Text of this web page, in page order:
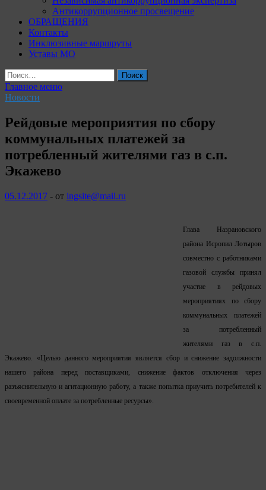
Антикоррупционное просвещение
ОБРАЩЕНИЯ
Контакты
Инклюзивные маршруты
Уставы МО
Найти:
Главное меню
Новости
Рейдовые мероприятия по сбору
коммунальных платежей за
потребленный жителями газ в с.п.
Экажево
05.12.2017 - от ingsite@mail.ru
Глава Назрановского
района Исропил Лотыров
совместно с работниками
газовой службы принял
участие в рейдовых
мероприятиях по сбору
коммунальных платежей
за потребленный
жителями газ в с.п.
Экажево. «Целью данного мероприятия является сбор и снижение задолжности
нашего района перед поставщиками, снижение фактов отключения через
разъяснительную и агитационную работу, а также попытка приучить потребителей к
своевременной оплате за потребленные ресурсы».